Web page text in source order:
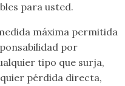
para usted.
máxima permitida
por
tipo que surja,
pérdida directa,